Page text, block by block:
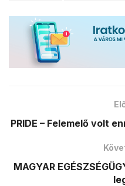
PRIDE – Felemelő volt
MAGYAR